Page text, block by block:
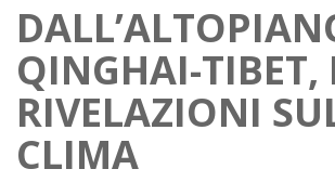
QINGHAI-TIBET,
RIVELAZIONI
CLIMA